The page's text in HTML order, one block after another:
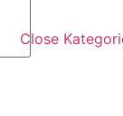
Close